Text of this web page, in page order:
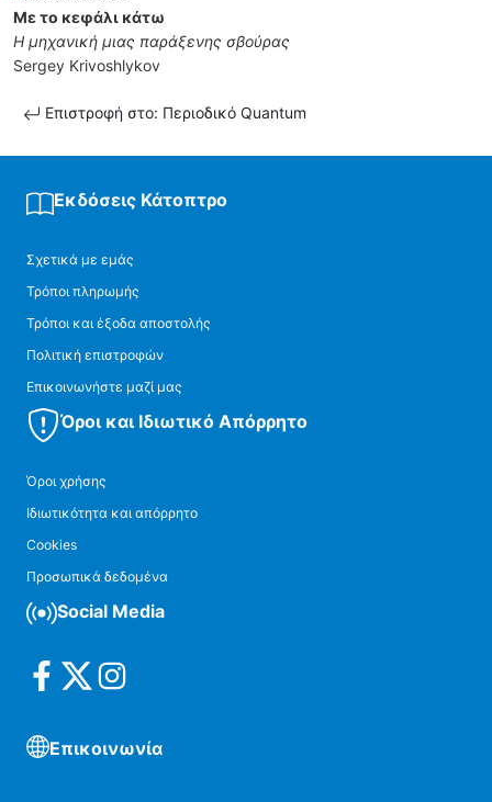
Με το κεφάλι κάτω
Η μηχανική μιας παράξενης σβούρας
Sergey Krivoshlykov
Επιστροφή στο: Περιοδικό Quantum
Εκδόσεις Κάτοπτρο
Σχετικά με εμάς
Τρόποι πληρωμής
Τρόποι και έξοδα αποστολής
Πολιτική επιστροφών
Επικοινωνήστε μαζί μας
Όροι και Ιδιωτικό Απόρρητο
Όροι χρήσης
Ιδιωτικότητα και απόρρητο
Cookies
Προσωπικά δεδομένα
Social Media
Επικοινωνία